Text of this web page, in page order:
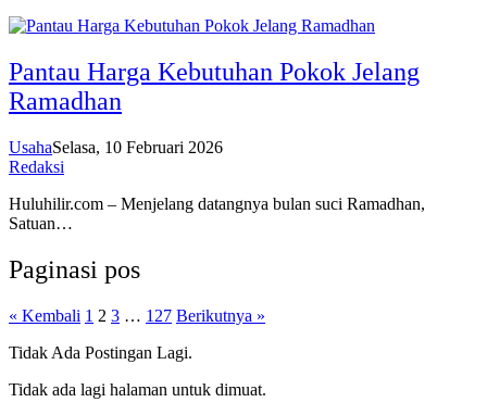
Pantau Harga Kebutuhan Pokok Jelang
Ramadhan
UsahaSelasa, 10 Februari 2026
Redaksi
Huluhilir.com – Menjelang datangnya bulan suci Ramadhan,
Satuan…
Paginasi pos
« Kembali 1 2 3 … 127 Berikutnya »
Tidak Ada Postingan Lagi.
Tidak ada lagi halaman untuk dimuat.